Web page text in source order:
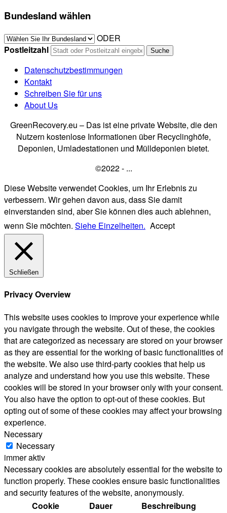
Bundesland wählen
ODER
Postleitzahl
Datenschutzbestimmungen
Kontakt
Schreiben Sie für uns
About Us
GreenRecovery.eu – Das ist eine private Website, die den
Nutzern kostenlose Informationen über Recyclinghöfe,
Deponien, Umladestationen und Mülldeponien bietet.
©2022 - ...
Diese Website verwendet Cookies, um Ihr Erlebnis zu
verbessern. Wir gehen davon aus, dass Sie damit
einverstanden sind, aber Sie können dies auch ablehnen,
wenn Sie möchten. Siehe Einzelheiten. Accept
Schließen
Privacy Overview
This website uses cookies to improve your experience while
you navigate through the website. Out of these, the cookies
that are categorized as necessary are stored on your browser
as they are essential for the working of basic functionalities of
the website. We also use third-party cookies that help us
analyze and understand how you use this website. These
cookies will be stored in your browser only with your consent.
You also have the option to opt-out of these cookies. But
opting out of some of these cookies may affect your browsing
experience.
Necessary
Necessary
immer aktiv
Necessary cookies are absolutely essential for the website to
function properly. These cookies ensure basic functionalities
and security features of the website, anonymously.
Cookie
Dauer Beschreibung